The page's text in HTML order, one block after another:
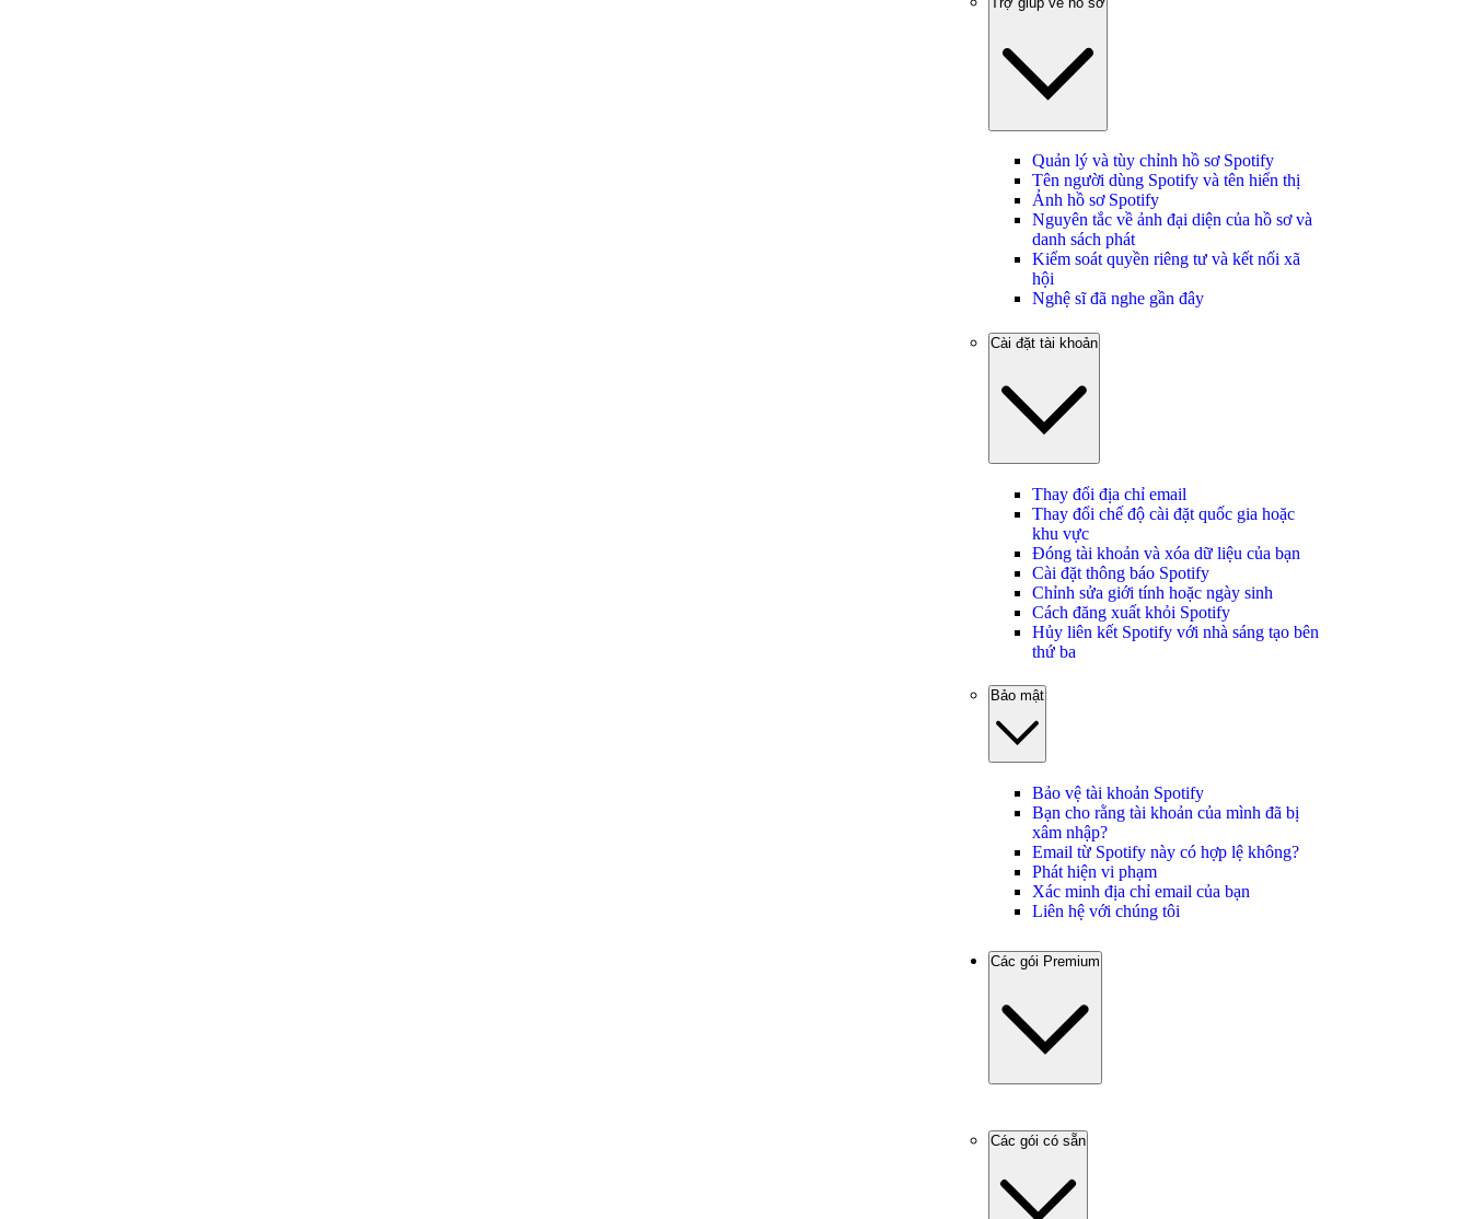
Quản lý và tùy chỉnh hồ sơ Spotify
Tên người dùng Spotify và tên hiển thị
Ảnh hồ sơ Spotify
Nguyên tắc về ảnh đại diện của hồ sơ và
danh sách phát
Kiểm soát quyền riêng tư và kết nối xã
hội
Nghệ sĩ đã nghe gần đây
Cài đặt tài khoản
Thay đổi địa chỉ email
Thay đổi chế độ cài đặt quốc gia hoặc
khu vực
Đóng tài khoản và xóa dữ liệu của bạn
Cài đặt thông báo Spotify
Chỉnh sửa giới tính hoặc ngày sinh
Cách đăng xuất khỏi Spotify
Hủy liên kết Spotify với nhà sáng tạo bên
thứ ba
Bảo mật
Bảo vệ tài khoản Spotify
Bạn cho rằng tài khoản của mình đã bị
xâm nhập?
Email từ Spotify này có hợp lệ không?
Phát hiện vi phạm
Xác minh địa chỉ email của bạn
Liên hệ với chúng tôi
Các gói Premium
Các gói có sẵn